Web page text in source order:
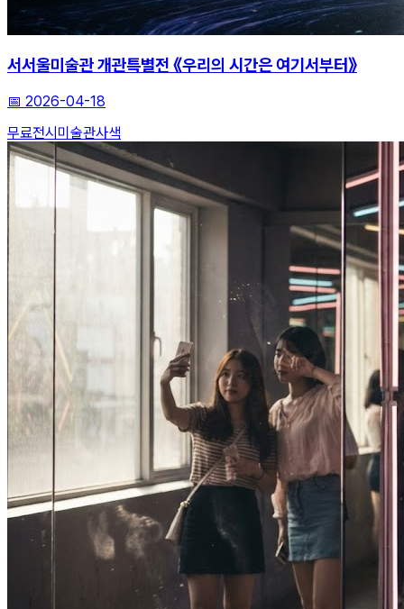
서서울미술관 개관특별전 《우리의 시간은 여기서부터》
📅 2026-04-18
무료전시 미술관사색